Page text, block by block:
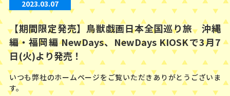
2023.03.07
【期間限定発売】鳥獣戯画日本全国巡り旅 沖縄
編・福岡編 NewDays、NewDays KIOSKで3月7
日(火)より発売！
いつも弊社のホームページをご覧いただきありがとうございま
す。